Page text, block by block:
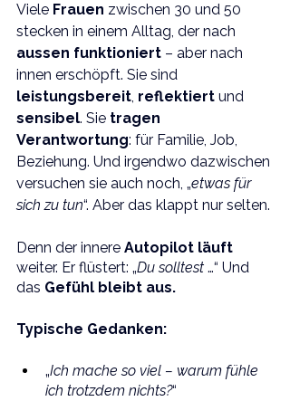
Viele Frauen zwischen 30 und 50
stecken in einem Alltag, der nach
aussen funktioniert – aber nach
innen erschöpft. Sie sind
leistungsbereit, reflektiert und
sensibel. Sie tragen
Verantwortung: für Familie, Job,
Beziehung. Und irgendwo dazwischen
versuchen sie auch noch, „etwas für
sich zu tun“. Aber das klappt nur selten.
Denn der innere Autopilot läuft
weiter. Er flüstert: „Du solltest …“ Und
das Gefühl bleibt aus.
Typische Gedanken:
„Ich mache so viel – warum fühle
ich trotzdem nichts?“